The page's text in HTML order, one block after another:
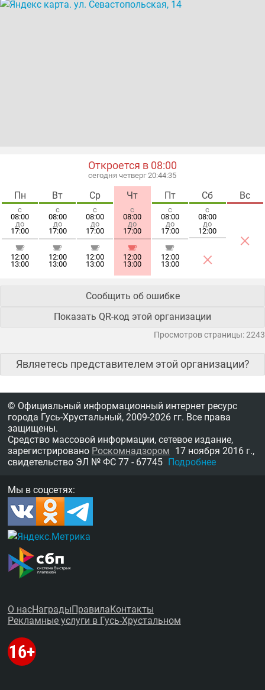
Откроется в 08:00
сегодня четверг 20:44:35
Пн
с
08:00
до
17:00
12:00
13:00
Вт
с
08:00
до
17:00
12:00
13:00
Ср
с
08:00
до
17:00
12:00
13:00
Чт
с
08:00
до
17:00
12:00
13:00
Пт
с
08:00
до
17:00
12:00
13:00
Сб
с
08:00
до
12:00
×
Вс
×
Сообщить об ошибке
Показать QR-код этой организации
Просмотров страницы: 2243
Являетесь представителем этой организации?
© Официальный информационный интернет ресурс
города Гусь-Хрустальный, 2009-2026 гг. Все права
защищены.
Средство массовой информации, сетевое издание,
зарегистрировано Роскомнадзором 17 ноября 2016 г.,
свидетельство ЭЛ № ФС 77 - 67745 Подробнее
Мы в соцсетях:
О насНаградыПравилаКонтакты
Рекламные услуги в Гусь-Хрустальном